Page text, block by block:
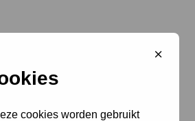
cookies worden gebruikt
Sluit